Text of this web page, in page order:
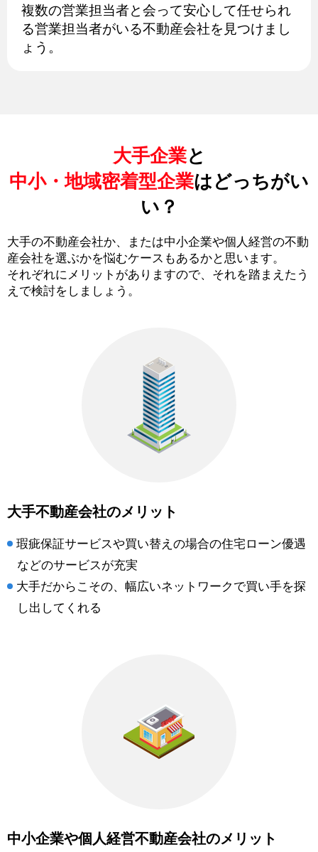
複数の営業担当者と会って安心して任せられ
る営業担当者がいる不動産会社を見つけまし
ょう。
大手企業と
中小・地域密着型企業はどっちがい
い？
大手の不動産会社か、または中小企業や個人経営の不動
産会社を選ぶかを悩むケースもあるかと思います。
それぞれにメリットがありますので、それを踏まえたう
えで検討をしましょう。
大手不動産会社のメリット
瑕疵保証サービスや買い替えの場合の住宅ローン優遇
などのサービスが充実
大手だからこその、幅広いネットワークで買い手を探
し出してくれる
中小企業や個人経営不動産会社のメリット